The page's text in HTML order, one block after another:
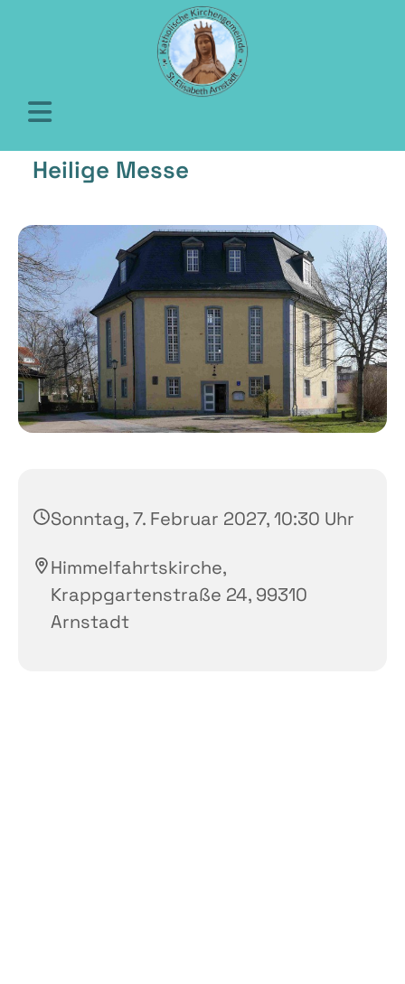
Heilige Messe
Sonntag, 7. Februar 2027, 10:30 Uhr
Himmelfahrtskirche,
Krappgartenstraße 24, 99310
Arnstadt